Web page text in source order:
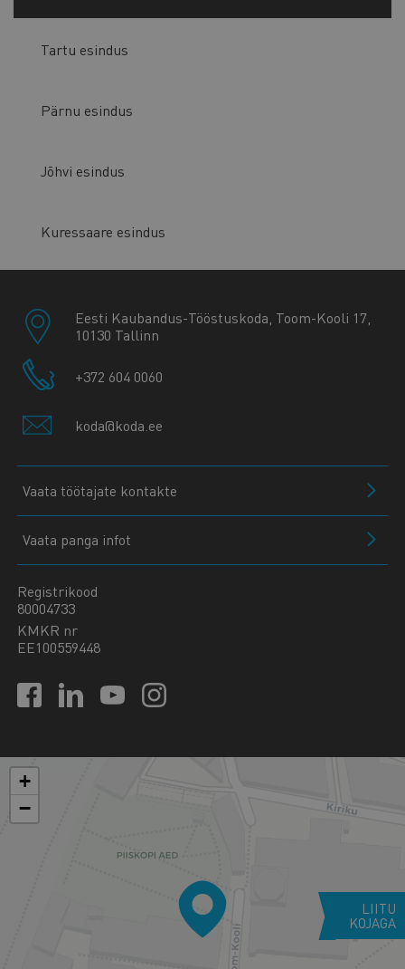
Tartu esindus
Pärnu esindus
Jõhvi esindus
Kuressaare esindus
Eesti Kaubandus-Tööstuskoda, Toom-Kooli 17,
10130 Tallinn
+372 604 0060
koda@koda.ee
Vaata töötajate kontakte
Vaata panga infot
Registrikood
80004733
KMKR nr
EE100559448
+
−
LIITU
KOJAGA